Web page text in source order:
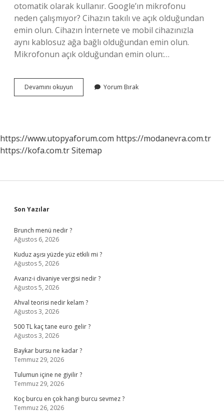
otomatik olarak kullanır. Google’ın mikrofonu
neden çalışmıyor? Cihazın takılı ve açık olduğundan
emin olun. Cihazın İnternete ve mobil cihazınızla
aynı kablosuz ağa bağlı olduğundan emin olun.
Mikrofonun açık olduğundan emin olun:…
Devamını okuyun
Mikrofon
Yorum Bırak
https://www.utopyaforum.com https://modanevra.com.tr
https://kofa.com.trSitemap
Sidebar
Son Yazılar
Brunch menü nedir ?
Ağustos 6, 2026
Kuduz aşısı yüzde yüz etkili mi ?
Ağustos 5, 2026
Avarız-i divaniye vergisi nedir ?
Ağustos 5, 2026
Ahval teorisi nedir kelam ?
Ağustos 3, 2026
500 TL kaç tane euro gelir ?
Ağustos 3, 2026
Baykar bursu ne kadar ?
Temmuz 29, 2026
Tulumun içine ne giyilir ?
Temmuz 29, 2026
Koç burcu en çok hangi burcu sevmez ?
Temmuz 26, 2026